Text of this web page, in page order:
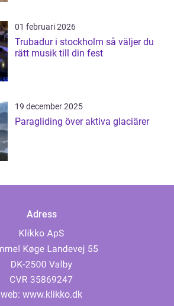
01 februari 2026
Trubadur i stockholm så väljer du
rätt musik till din fest
19 december 2025
Paragliding över aktiva glaciärer
Adress
web: www.klikko.dk